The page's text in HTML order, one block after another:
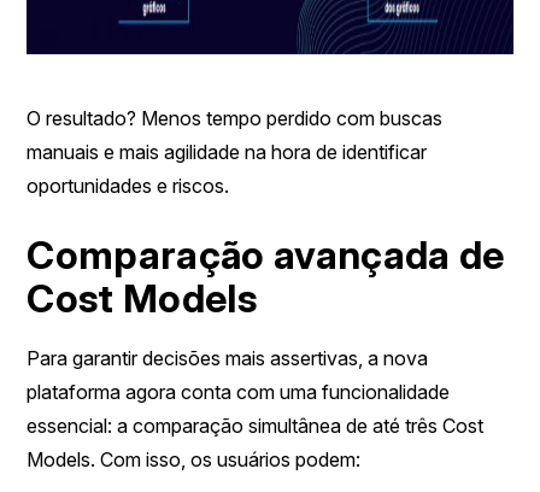
O resultado? Menos tempo perdido com buscas
manuais e mais agilidade na hora de identificar
oportunidades e riscos.
Comparação avançada de
Cost Models
Para garantir decisões mais assertivas, a nova
plataforma agora conta com uma funcionalidade
essencial: a comparação simultânea de até três Cost
Models. Com isso, os usuários podem: